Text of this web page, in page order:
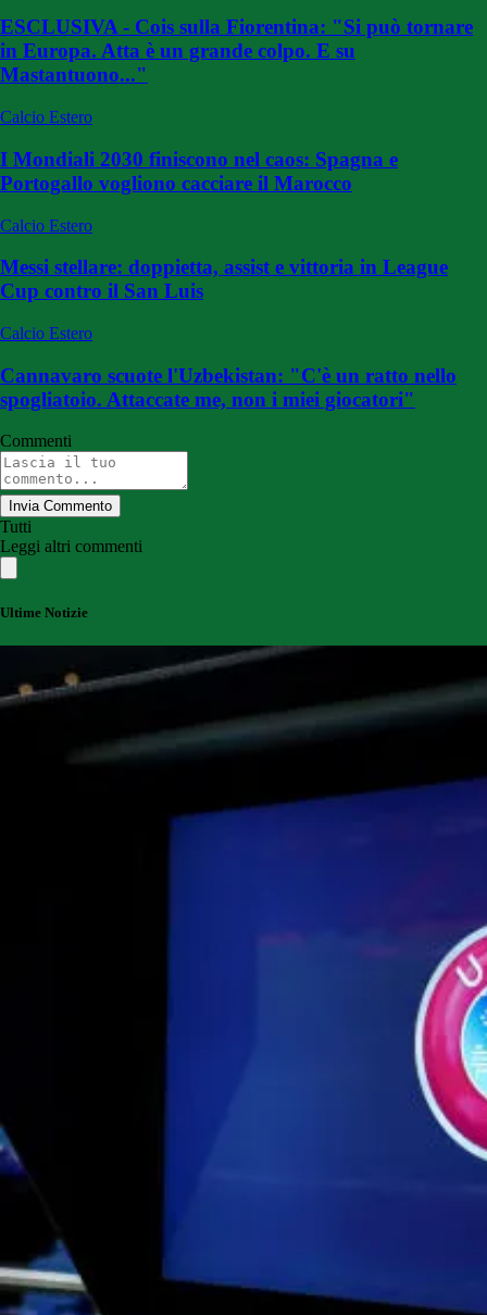
ESCLUSIVA - Cois sulla Fiorentina: "Si può tornare
in Europa. Atta è un grande colpo. E su
Mastantuono..."
Calcio Estero
I Mondiali 2030 finiscono nel caos: Spagna e
Portogallo vogliono cacciare il Marocco
Calcio Estero
Messi stellare: doppietta, assist e vittoria in League
Cup contro il San Luis
Calcio Estero
Cannavaro scuote l'Uzbekistan: "C'è un ratto nello
spogliatoio. Attaccate me, non i miei giocatori"
Commenti
Invia Commento
Tutti
Leggi altri commenti
Ultime Notizie